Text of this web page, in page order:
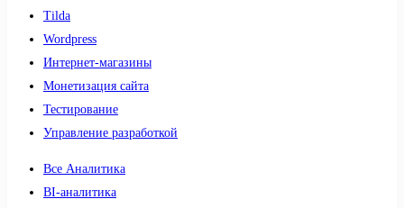
Tilda
Wordpress
Интернет-магазины
Монетизация сайта
Тестирование
Управление разработкой
Все Аналитика
BI-аналитика